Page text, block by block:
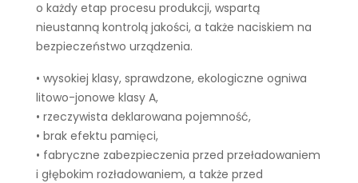
o każdy etap procesu produkcji, wspartą
nieustanną kontrolą jakości, a także naciskiem na
bezpieczeństwo urządzenia.
• wysokiej klasy, sprawdzone, ekologiczne ogniwa
litowo-jonowe klasy A,
• rzeczywista deklarowana pojemność,
• brak efektu pamięci,
• fabryczne zabezpieczenia przed przeładowaniem
i głębokim rozładowaniem, a także przed